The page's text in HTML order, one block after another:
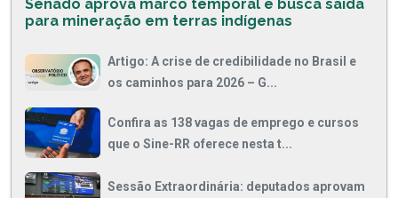
Senado aprova marco temporal e busca saída
para mineração em terras indígenas
Artigo: A crise de credibilidade no Brasil e
os caminhos para 2026 – G...
Confira as 138 vagas de emprego e cursos
que o Sine-RR oferece nesta t...
Sessão Extraordinária: deputados aprovam